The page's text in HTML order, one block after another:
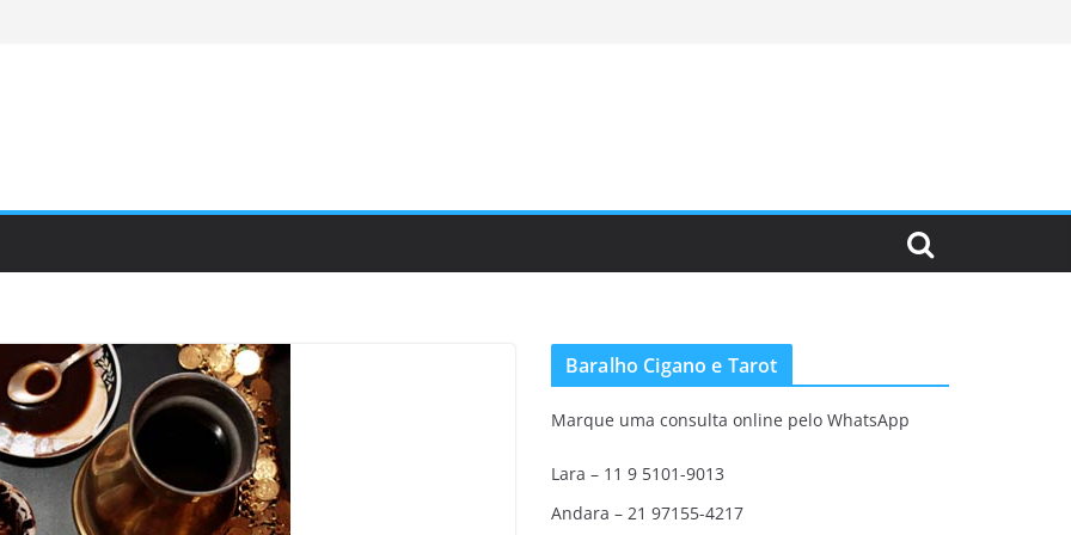
Baralho Cigano e Tarot
Marque uma consulta online pelo WhatsApp
Lara – 11 9 5101-9013
Andara – 21 97155-4217